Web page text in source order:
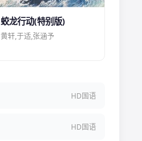
蛟龙行动(特别版)
黄轩,于适,张涵予
HD国语
HD国语